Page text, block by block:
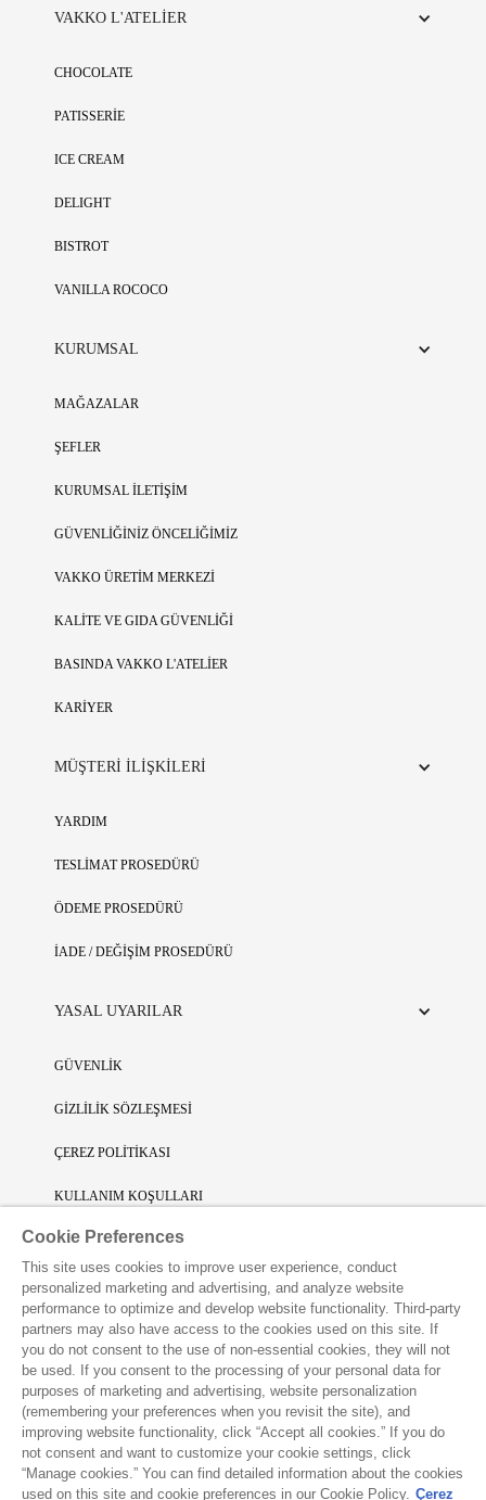
VAKKO L'ATELİER
CHOCOLATE
PATISSERİE
ICE CREAM
DELIGHT
BISTROT
VANILLA ROCOCO
KURUMSAL
MAĞAZALAR
ŞEFLER
KURUMSAL İLETİŞİM
GÜVENLİĞİNİZ ÖNCELİĞİMİZ
VAKKO ÜRETİM MERKEZİ
KALİTE VE GIDA GÜVENLİĞİ
BASINDA VAKKO L'ATELİER
KARİYER
MÜŞTERİ İLİŞKİLERİ
YARDIM
TESLİMAT PROSEDÜRÜ
ÖDEME PROSEDÜRÜ
İADE / DEĞİŞİM PROSEDÜRÜ
YASAL UYARILAR
GÜVENLİK
GİZLİLİK SÖZLEŞMESİ
ÇEREZ POLİTİKASI
KULLANIM KOŞULLARI
SINIRLI SORUMLULUK
FİKRİ SİNAİ MÜLKİYET
VAKKO L'ATELIER UYGULAMASINI İNDİRİN
Cookie Preferences
This site uses cookies to improve user experience, conduct
personalized marketing and advertising, and analyze website
performance to optimize and develop website functionality. Third-party
partners may also have access to the cookies used on this site. If
you do not consent to the use of non-essential cookies, they will not
be used. If you consent to the processing of your personal data for
purposes of marketing and advertising, website personalization
(remembering your preferences when you revisit the site), and
improving website functionality, click “Accept all cookies.” If you do
not consent and want to customize your cookie settings, click
“Manage cookies.” You can find detailed information about the cookies
used on this site and cookie preferences in our Cookie Policy. Çerez